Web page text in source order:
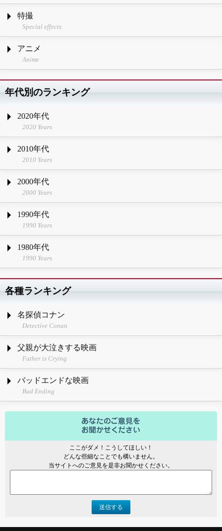
特撮
Special effects
アニメ
Anime
年代別のランキング
2020年代
2020 Years
2010年代
2010 Years
2000年代
2000 Years
1990年代
1990 Years
1980年代
1990 Years
各種ランキング
名探偵コナン
Detective Conan
父親が大泣きする映画
Father is Crying
バッドエンドな映画
Bad Ending
ここがダメ！こうしてほしい！
どんな些細なことでも構いません。
当サイトへのご意見を是非お聞かせください。
送信する